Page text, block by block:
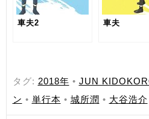
車夫2 車夫
タグ: 2018年 • JUN
ン • 単行本 • 城所潤 • 大谷浩介